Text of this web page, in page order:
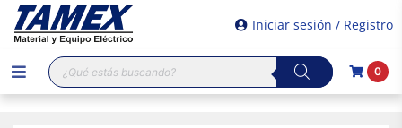
Iniciar sesión / Registro
Búsqueda
de
productos
0